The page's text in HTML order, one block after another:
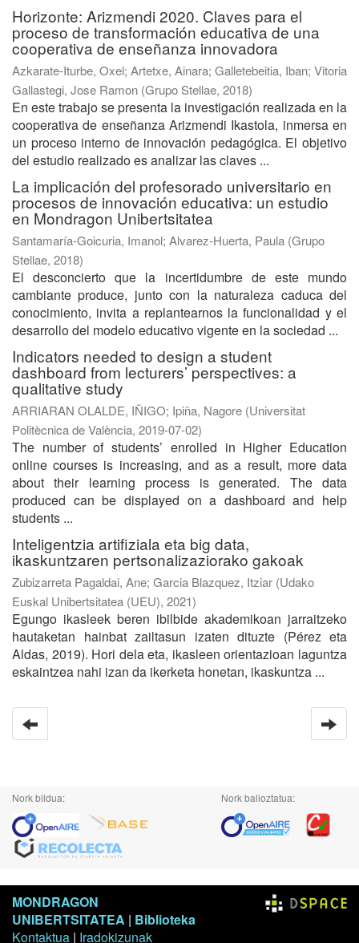
Horizonte: Arizmendi 2020. Claves para el
proceso de transformación educativa de una
cooperativa de enseñanza innovadora
Azkarate-Iturbe, Oxel; Artetxe, Ainara; Galletebeitia, Iban; Vitoria
Gallastegi, Jose Ramon (Grupo Stellae, 2018)
En este trabajo se presenta la investigación realizada en la
cooperativa de enseñanza Arizmendi Ikastola, inmersa en
un proceso interno de innovación pedagógica. El objetivo
del estudio realizado es analizar las claves ...
La implicación del profesorado universitario en
procesos de innovación educativa: un estudio
en Mondragon Unibertsitatea
Santamaría-Goicuria, Imanol; Alvarez-Huerta, Paula (Grupo
Stellae, 2018)
El desconcierto que la incertidumbre de este mundo
cambiante produce, junto con la naturaleza caduca del
conocimiento, invita a replantearnos la funcionalidad y el
desarrollo del modelo educativo vigente en la sociedad ...
Indicators needed to design a student
dashboard from lecturers’ perspectives: a
qualitative study
ARRIARAN OLALDE, IÑIGO; Ipiña, Nagore (Universitat
Politècnica de València, 2019-07-02)
The number of students’ enrolled in Higher Education
online courses is increasing, and as a result, more data
about their learning process is generated. The data
produced can be displayed on a dashboard and help
students ...
Inteligentzia artifiziala eta big data,
ikaskuntzaren pertsonalizaziorako gakoak
Zubizarreta Pagaldai, Ane; Garcia Blazquez, Itziar (Udako
Euskal Unibertsitatea (UEU), 2021)
Egungo ikasleek beren ibilbide akademikoan jarraitzeko
hautaketan hainbat zailtasun izaten dituzte (Pérez eta
Aldas, 2019). Hori dela eta, ikasleen orientazioan laguntza
eskaintzea nahi izan da ikerketa honetan, ikaskuntza ...
Nork bildua: Nork balioztatua:
MONDRAGON
UNIBERTSITATEA | Biblioteka
Kontaktua | Iradokizunak